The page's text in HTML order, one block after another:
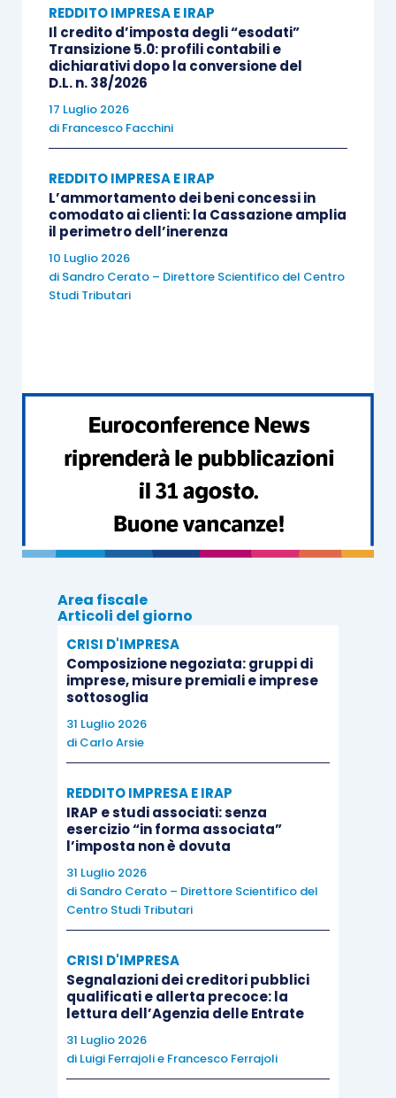
radicalmente e bisognerà porre la massima
attenzione ai comportamenti che verranno
adottati. In caso di rinuncia Alfa dovrà
consegnare alla partecipata Beta una
dichiarazione sostitutiva di atto notorio nella
quale indicare il valore fiscale del credito
acquistato e oggetto di rinuncia. In questo modo
Beta potrà portare a tassazione la differenza tra il
valore nominale e il valore fiscale in capo ad Alfa.
Al contrario, in assenza di una tale dichiarazione,
Beta dovrà considerare il valore fiscale del
REDDITO IMPRESA E IRAP
Il credito d’imposta degli “esodati”
Transizione 5.0: profili contabili e
dichiarativi dopo la conversione del
D.L. n. 38/2026
17 Luglio 2026
di Francesco Facchini
REDDITO IMPRESA E IRAP
L’ammortamento dei beni concessi in
comodato ai clienti: la Cassazione amplia
il perimetro dell’inerenza
10 Luglio 2026
di Sandro Cerato – Direttore Scientifico del Centro
Studi Tributari
Area fiscale
Articoli del giorno
CRISI D'IMPRESA
Composizione negoziata: gruppi di
imprese, misure premiali e imprese
sottosoglia
31 Luglio 2026
di Carlo Arsie
REDDITO IMPRESA E IRAP
IRAP e studi associati: senza
esercizio “in forma associata”
l’imposta non è dovuta
31 Luglio 2026
di Sandro Cerato – Direttore Scientifico del
Centro Studi Tributari
CRISI D'IMPRESA
Segnalazioni dei creditori pubblici
qualificati e allerta precoce: la
lettura dell’Agenzia delle Entrate
31 Luglio 2026
di Luigi Ferrajolie Francesco Ferrajoli